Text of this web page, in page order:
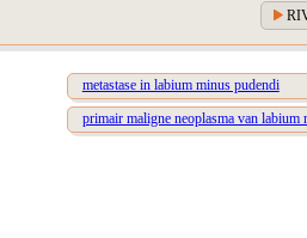
metastase in labium minus pudendi
primair maligne neoplasma van labium